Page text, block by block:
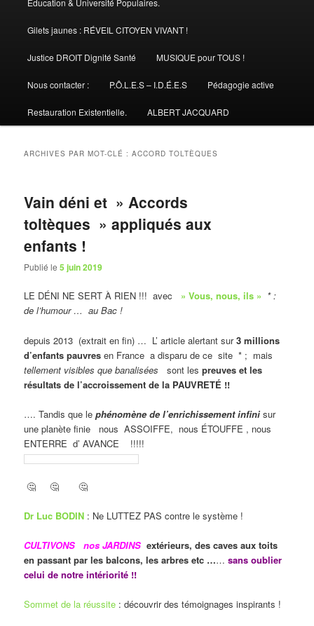
Gilets jaunes : RÉVEIL CITOYEN VIVANT !
Justice DROIT Dignité Santé MUSIQUE pour TOUS !
Nous contacter : P.Ô.L.E.S – I.D.É.E.S Pédagogie active
Restauration Existentielle. ALBERT JACQUARD
ARCHIVES PAR MOT-CLÉ :ACCORD TOLTÈQUES
Vain déni et » Accords
toltèques » appliqués aux
enfants !
Publié le5 juin 2019
LE DÉNI NE SERT À RIEN !!! avec » Vous, nous, ils » * :
de l’humour … au Bac !
depuis 2013 (extrait en fin) … L’ article alertant sur3 millions
d’enfants pauvres en France a disparu de ce site * ; mais
tellement visibles que banalisées
sont les preuves et les
résultats de l’accroissement de la PAUVRETÉ !!
…. Tandis que lephénomène de l’enrichissement infini sur
une planète finie nous ASSOIFFE, nous ÉTOUFFE , nous
ENTERRE d’ AVANCE !!!!!
🤔 🤔 🤔
Dr Luc BODIN : Ne LUTTEZ PAS contre le système !
CULTIVONS nos JARDINS extérieurs, des caves aux toits
en passant par les balcons, les arbres etc ……sans oublier
celui de notre intériorité !!
Sommet de la réussite : découvrir des témoignages inspirants !